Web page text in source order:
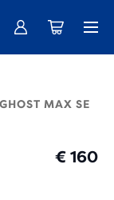
Herren
Jetzt kaufen
us
GHOST MAX SE
€ 160